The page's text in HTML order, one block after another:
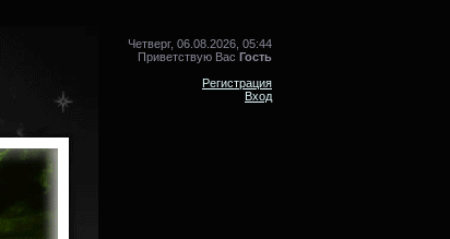
Четверг, 06.08.2026, 05:44
Приветствую Вас Гость
Регистрация
Вход